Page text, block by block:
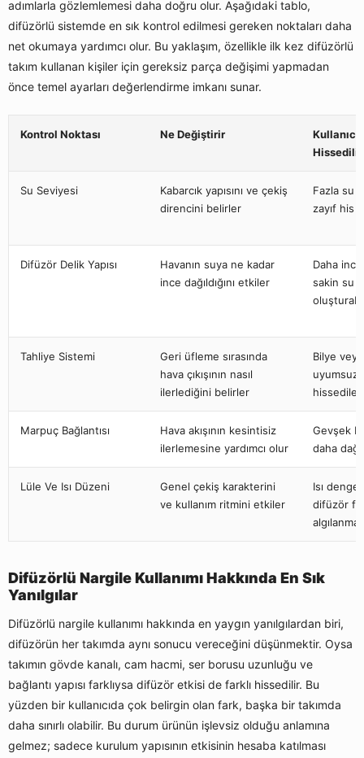
adımlarla gözlemlemesi daha doğru olur. Aşağıdaki tablo,
difüzörlü sistemde en sık kontrol edilmesi gereken noktaları daha
net okumaya yardımcı olur. Bu yaklaşım, özellikle ilk kez difüzörlü
takım kullanan kişiler için gereksiz parça değişimi yapmadan
önce temel ayarları değerlendirme imkanı sunar.
Kontrol Noktası Ne Değiştirir
Hissedilir
Su Seviyesi
Kabarcık yapısını ve çekiş
direncini belirler
Fazla su
zayıf his
Difüzör Delik Yapısı
Havanın suya ne kadar
ince dağıldığını etkiler
Daha ince
sakin su
Tahliye Sistemi
Geri üfleme sırasında
hava çıkışının nasıl
ilerlediğini belirler
Bilye
Marpuç Bağlantısı
Hava akışının kesintisiz
ilerlemesine yardımcı olur
Gevşek
daha
Lüle Ve Isı Düzeni
Genel çekiş karakterini
ve kullanım ritmini etkiler
Isı
difüzör
Difüzörlü Nargile Kullanımı Hakkında En Sık
Yanılgılar
Difüzörlü nargile kullanımı hakkında en yaygın yanılgılardan biri,
difüzörün her takımda aynı sonucu vereceğini düşünmektir. Oysa
takımın gövde kanalı, cam hacmi, ser borusu uzunluğu ve
bağlantı yapısı farklıysa difüzör etkisi de farklı hissedilir. Bu
yüzden bir kullanıcıda çok belirgin olan fark, başka bir takımda
daha sınırlı olabilir. Bu durum ürünün işlevsiz olduğu anlamına
gelmez; sadece kurulum yapısının etkisinin hesaba katılması